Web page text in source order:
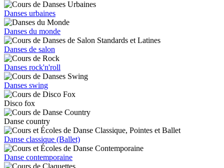
Danses urbaines
Danses du monde
Danses de salon
Danses rock'n'roll
Danses swing
Disco fox
Danse country
Danse classique (Ballet)
Danse contemporaine